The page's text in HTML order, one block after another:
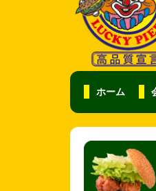
ホーム